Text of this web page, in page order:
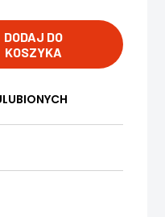
DODAJ DO
KOSZYKA